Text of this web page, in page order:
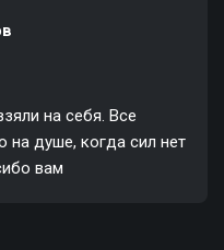
на себя. Все
душе, когда сил нет
вам